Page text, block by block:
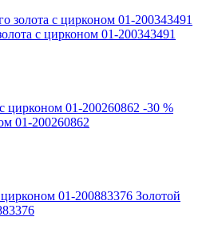
с цирконом 01-200343491
-30 %
01-200260862
Золотой